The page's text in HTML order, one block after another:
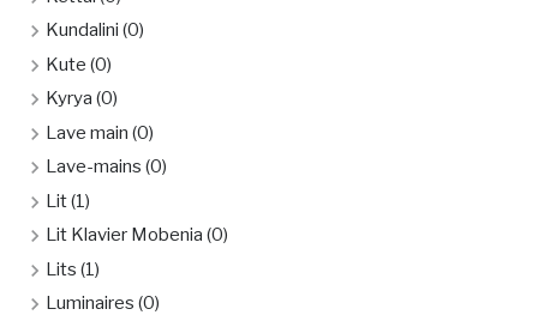
Kundalini (0)
Kute (0)
Kyrya (0)
Lave main (0)
Lave-mains (0)
Lit(1)
Lit Klavier Mobenia (0)
Lits (1)
Luminaires (0)